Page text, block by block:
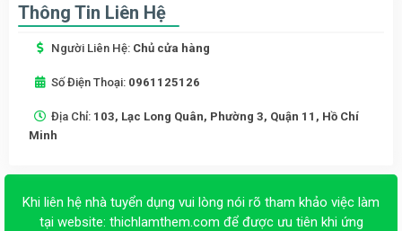
Thông Tin Liên Hệ
Người Liên Hệ: Chủ cửa hàng
Số Điện Thoại: 0961125126
Địa Chỉ: 103, Lạc Long Quân, Phường 3, Quận 11, Hồ Chí
Minh
Khi liên hệ nhà tuyển dụng vui lòng nói rõ tham khảo việc làm
tại website: thichlamthem.com để được ưu tiên khi ứng